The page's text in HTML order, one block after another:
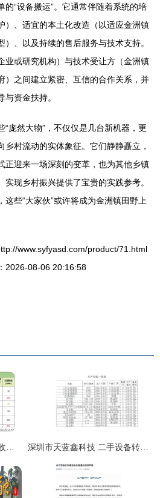
的“设备搬运”。它通常伴随着系统的培
）、适宜的本土化改造（以适应金洲镇
、以及持续的售后服务与技术支持。
业或研究机构）与技术受让方（金洲镇
）之间建立紧密、互信的合作关系，并
资金扶持。
“庞然大物”，不仅仅是几台新机器，更
村流动的实体象征。它们静静矗立，
正迎来一场深刻的变革，也为其他乡镇
现乡村振兴提供了宝贵的实践参考。
这些“大家伙”或许将成为金洲镇田野上
www.syfyasd.com/product/71.html
2026-08-06 20:16:58